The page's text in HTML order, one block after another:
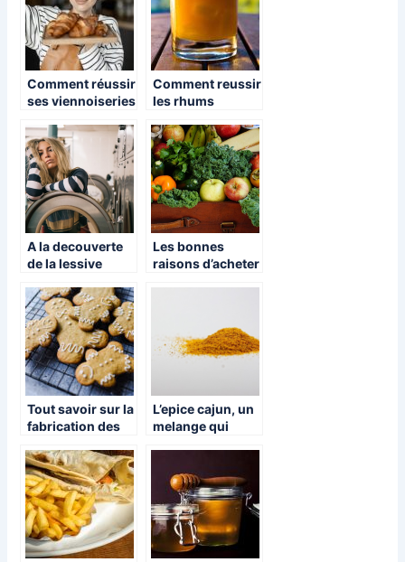
Comment réussir
ses viennoiseries
boulangerie
Comment reussir
les rhums
A la decouverte
de la lessive
naturelle !
Les bonnes
raisons d’acheter
Tout savoir sur la
fabrication des
L’epice cajun, un
melange qui
plats